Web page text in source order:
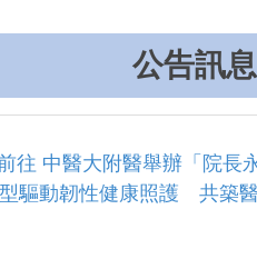
公告訊息